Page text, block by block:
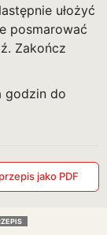
ułożyć
posmarować
Zakończ
godzin do
jako PDF